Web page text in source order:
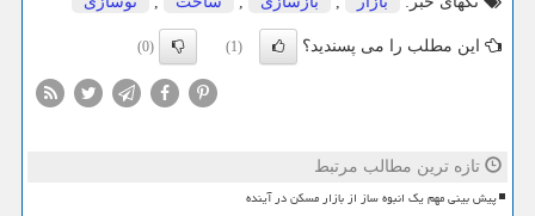
این مطلب را می پسندید؟ (1)
(0)
تازه ترین مطالب مرتبط
پیش بینی مهم یک انبوه ساز از بازار مسکن در آینده